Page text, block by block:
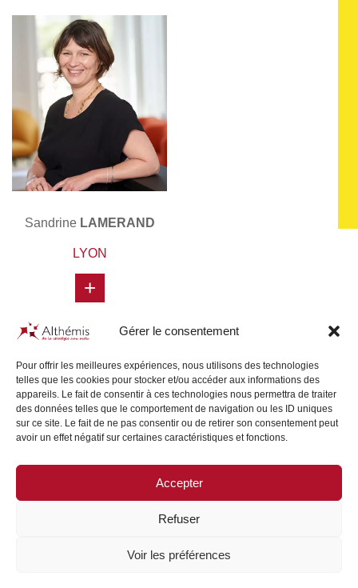
Gérer le consentement
Pour offrir les meilleures expériences, nous utilisons des technologies
telles que les cookies pour stocker et/ou accéder aux informations des
appareils. Le fait de consentir à ces technologies nous permettra de traiter
des données telles que le comportement de navigation ou les ID uniques
sur ce site. Le fait de ne pas consentir ou de retirer son consentement peut
avoir un effet négatif sur certaines caractéristiques et fonctions.
Accepter
Refuser
Voir les préférences
Sandrine LAMERAND
LYON
+